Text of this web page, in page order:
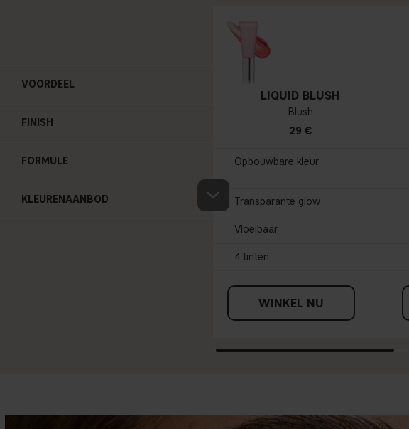
VOORDEEL
FINISH
FORMULE
KLEURENAANBOD
LIQUID BLUSH
Blush
29 €
Opbouwbare kleur
Transparante glow
Vloeibaar
4 tinten
WINKEL NU